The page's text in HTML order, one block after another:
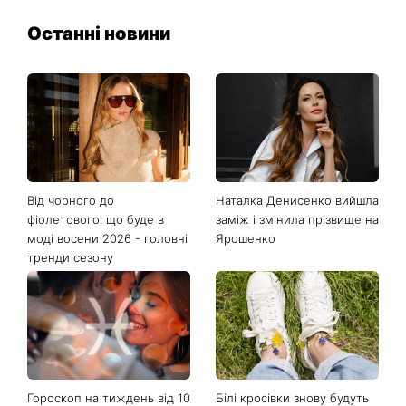
Останні новини
Від чорного до
фіолетового: що буде в
моді восени 2026 - головні
тренди сезону
Наталка Денисенко вийшла
заміж і змінила прізвище на
Ярошенко
Гороскоп на тиждень від 10
Білі кросівки знову будуть